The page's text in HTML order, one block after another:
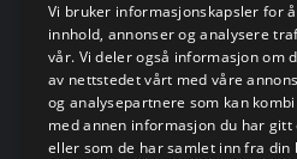
© 2020-2026
Vi bruker informasjonskapsler for
innhold, annonser og analysere
vår. Vi deler også informasjon om
av nettstedet vårt med våre
og analysepartnere som kan
med annen informasjon du har gitt
eller som de har samlet inn fra din